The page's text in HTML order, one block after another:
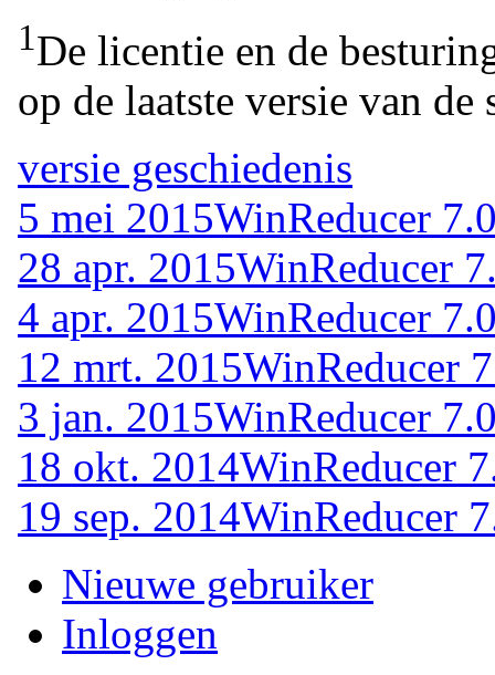
1De licentie en de
op de laatste versie van de
versie geschiedenis
5 mei 2015WinReducer
28 apr. 2015WinReducer
4 apr. 2015WinReducer
12 mrt. 2015WinReducer
3 jan. 2015WinReducer
18 okt. 2014WinReducer
19 sep. 2014WinReducer
Nieuwe gebruiker
Inloggen